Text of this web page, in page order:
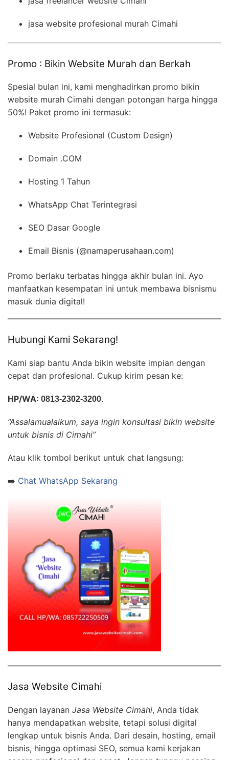
jasa website profesional murah Cimahi
Promo : Bikin Website Murah dan Berkah
Spesial bulan ini, kami menghadirkan promo bikin
website murah Cimahi dengan potongan harga hingga
50%! Paket promo ini termasuk:
Website Profesional (Custom Design)
Domain .COM
Hosting 1 Tahun
WhatsApp Chat Terintegrasi
SEO Dasar Google
Email Bisnis (@namaperusahaan.com)
Promo berlaku terbatas hingga akhir bulan ini. Ayo
manfaatkan kesempatan ini untuk membawa bisnismu
masuk dunia digital!
Hubungi Kami Sekarang!
Kami siap bantu Anda bikin website impian dengan
cepat dan profesional. Cukup kirim pesan ke:
HP/WA: 0813-2302-3200.
“Assalamualaikum, saya ingin konsultasi bikin website
untuk bisnis di Cimahi”
Atau klik tombol berikut untuk chat langsung:
➡️ Chat WhatsApp Sekarang
Jasa Website Cimahi
Dengan layanan Jasa Website Cimahi, Anda tidak
hanya mendapatkan website, tetapi solusi digital
lengkap untuk bisnis Anda. Dari desain, hosting, email
bisnis, hingga optimasi SEO, semua kami kerjakan